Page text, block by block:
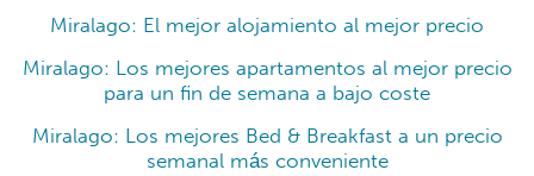
Miralago: El mejor alojamiento al mejor precio
Miralago: Los mejores apartamentos al mejor precio
para un fin de semana a bajo coste
Miralago: Los mejores Bed & Breakfast a un precio
semanal más conveniente